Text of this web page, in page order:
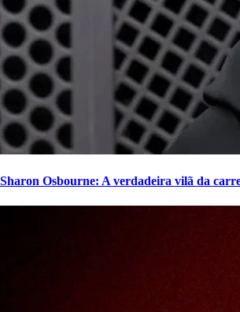
Sharon Osbourne: A verdadeira vilã da